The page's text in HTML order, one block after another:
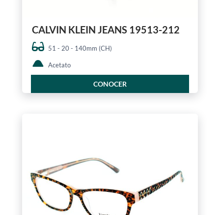
CALVIN KLEIN JEANS 19513-212
51 - 20 - 140mm (CH)
Acetato
CONOCER